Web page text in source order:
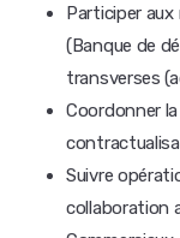
Participer
(Banque de
transverses
Coordonner
Suivre
collaboration